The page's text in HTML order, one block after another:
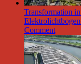
Transformation
Comment